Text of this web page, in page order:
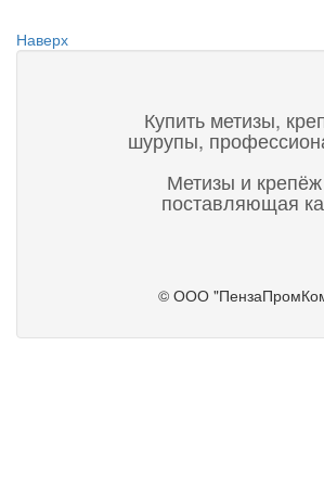
Наверх
Купить метизы,
шурупы,
Метизы и
поставляющая
© ООО